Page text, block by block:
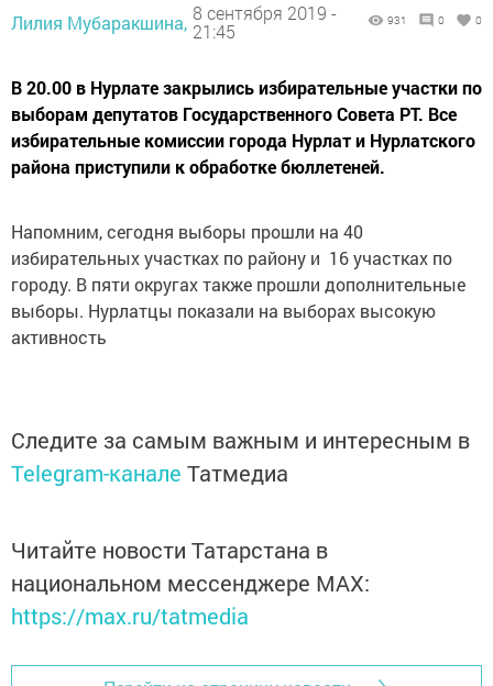
Лилия Мубаракшина, 8 сентября 2019 -
21:45
931 0 0
В 20.00 в Нурлате закрылись избирательные участки по
выборам депутатов Государственного Совета РТ. Все
избирательные комиссии города Нурлат и Нурлатского
района приступили к обработке бюллетеней.
Напомним, сегодня выборы прошли на 40
избирательных участках по району и 16 участках по
городу. В пяти округах также прошли дополнительные
выборы. Нурлатцы показали на выборах высокую
активность
Следите за самым важным и интересным в
Telegram-канале Татмедиа
Читайте новости Татарстана в
национальном мессенджере MАХ:
https://max.ru/tatmedia